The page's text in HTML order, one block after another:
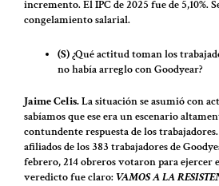
incremento. El IPC de 2025 fue de 5,10%.
congelamiento salarial.
(S)¿Qué actitud toman los
no había arreglo con Goodyear?
Jaime Celis.La situación se asumió con
sabíamos que ese era un escenario
contundente respuesta de los
afiliados de los 383 trabajadores de
febrero, 214 obreros votaron para ejercer
veredicto fue claro: VAMOS A LA